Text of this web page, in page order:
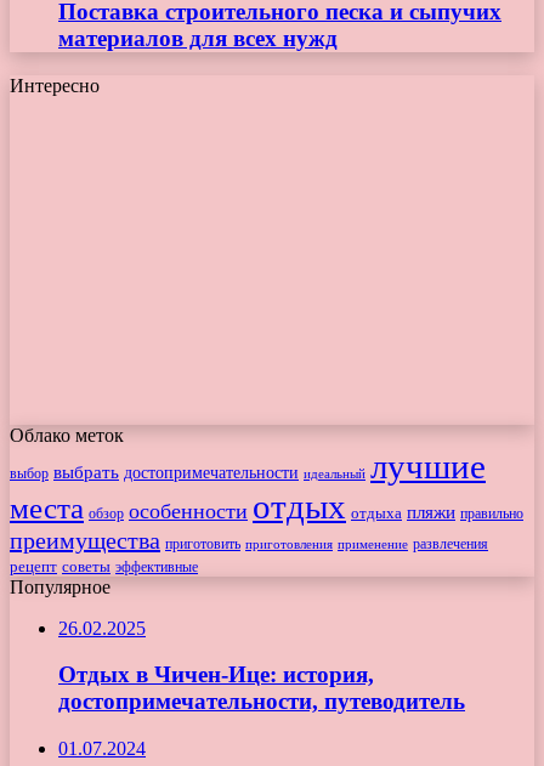
Поставка строительного песка и сыпучих
материалов для всех нужд
Интересно
Облако меток
выбор выбрать достопримечательности идеальный лучшие
места обзор особенности отдых отдыха пляжи правильно
преимущества приготовить приготовления применение развлечения
рецепт советы эффективные
Популярное
26.02.2025
Отдых в Чичен-Ице: история,
достопримечательности, путеводитель
01.07.2024